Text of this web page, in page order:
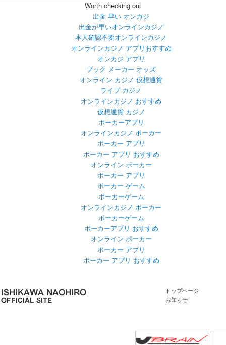
Worth checking out
出金 早い オンカジ
出金が早いオンラインカジノ
本人確認不要オンラインカジノ
オンラインカジノ アプリおすすめ
オンカジ アプリ
ブック メーカー オッズ
オンライン カジノ 仮想通貨
ライブ カジノ
オンラインカジノ おすすめ
仮想通貨 カジノ
ポーカーアプリ
オンラインカジノ ポーカー
ポーカー アプリ
ポーカー アプリ おすすめ
オンライン ポーカー
ポーカー アプリ
ポーカー ゲーム
ポーカーゲーム
オンラインカジノ ポーカー
ポーカーゲーム
ポーカーアプリ おすすめ
オンライン ポーカー
ポーカー アプリ
ポーカー アプリ おすすめ
トップページ
お知らせ